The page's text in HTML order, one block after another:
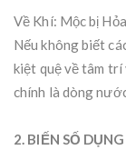
Về Khí: Mộc bị
Nếu không biết
kiệt quệ về tâm trí
chính là dòng
2. BIẾN SỐ